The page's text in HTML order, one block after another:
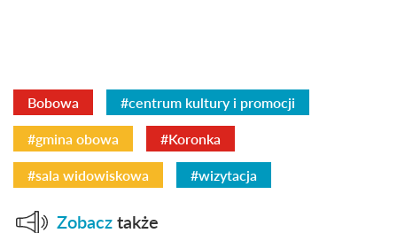
Bobowa #centrum kultury i promocji
#gmina obowa #Koronka
#sala widowiskowa #wizytacja
Zobacz także